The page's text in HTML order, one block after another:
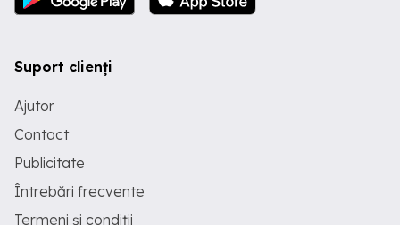
Suport clienți
Ajutor
Contact
Publicitate
Întrebări frecvente
Termeni și condiții